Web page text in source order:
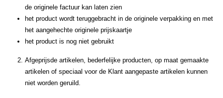
de originele factuur kan laten zien
het product wordt teruggebracht in de originele verpakking en met
het aangehechte originele prijskaartje
het product is nog niet gebruikt
Afgeprijsde artikelen, bederfelijke producten, op maat gemaakte
artikelen of speciaal voor de Klant aangepaste artikelen kunnen
niet worden geruild.